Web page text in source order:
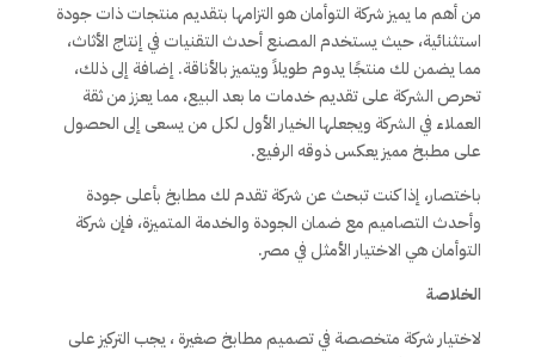
من أهم ما يميز شركة التوأمان هو التزامها بتقديم منتجات ذات جودة
استثنائية، حيث يستخدم المصنع أحدث التقنيات في إنتاج الأثاث،
مما يضمن لك منتجًا يدوم طويلاً ويتميز بالأناقة. إضافة إلى ذلك،
تحرص الشركة على تقديم خدمات ما بعد البيع، مما يعزز من ثقة
العملاء في الشركة ويجعلها الخيار الأول لكل من يسعى إلى الحصول
على مطبخ مميز يعكس ذوقه الرفيع.
باختصار، إذا كنت تبحث عن شركة تقدم لك مطابخ بأعلى جودة
وأحدث التصاميم مع ضمان الجودة والخدمة المتميزة، فإن شركة
التوأمان هي الاختيار الأمثل في مصر.
الخلاصة
لاختيار شركة متخصصة في تصميم مطابخ صغيرة ، يجب التركيز على